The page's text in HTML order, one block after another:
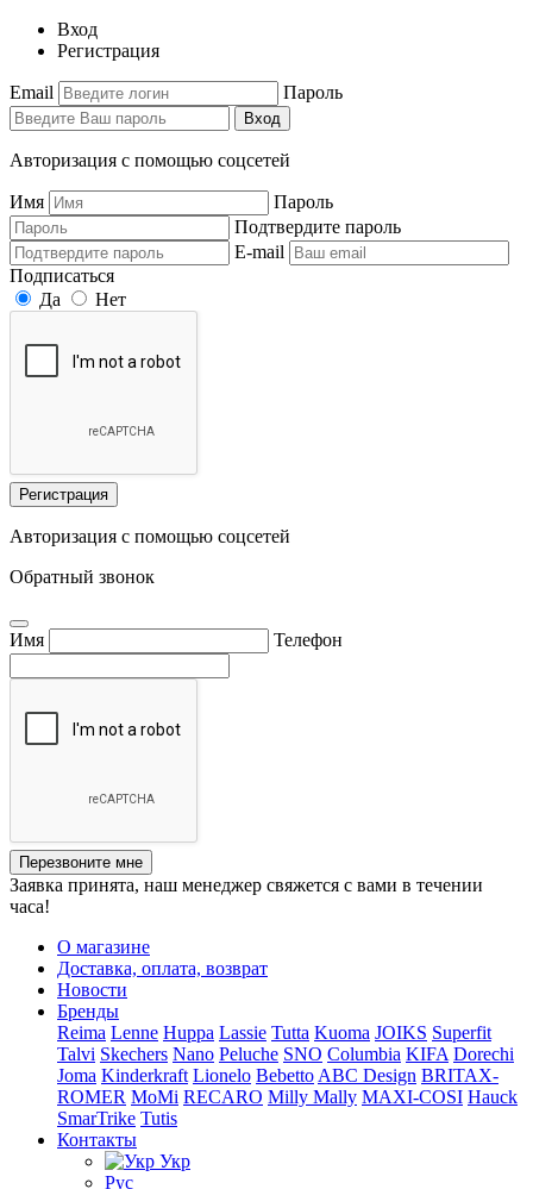
Вход
Регистрация
Email Пароль
Вход
Авторизация с помощью соцсетей
Имя
Пароль
Подтвердите пароль
E-mail
Подписаться
Да
Нет
Регистрация
Авторизация с помощью соцсетей
Обратный звонок
Имя Телефон
Перезвоните мне
Заявка принята, наш менеджер свяжется с вами в течении
часа!
О магазине
Доставка, оплата, возврат
Новости
Бренды
Reima Lenne Huppa Lassie Tutta Kuoma JOIKS Superfit
Talvi Skechers Nano Peluche SNO Columbia KIFA Dorechi
Joma Kinderkraft Lionelo Bebetto ABC Design BRITAX-
ROMER MoMi RECARO Milly Mally MAXI-COSI Hauck
SmarTrike Tutis
Контакты
Укр
Рус